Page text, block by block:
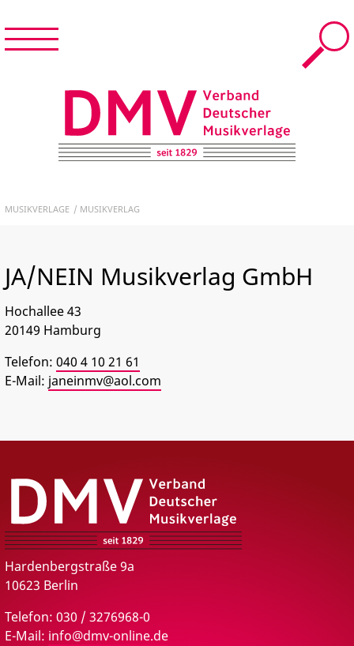
START
NEWS & TERMINE
MUSIKVERLAGE
FÜR MITGLIEDER
PRESSE
MUSIKVERLAGE MUSIKVERLAG
JA/NEIN Musikverlag GmbH
Hochallee 43
20149 Hamburg
Telefon: 040 4 10 21 61
E-Mail: janeinmv@aol.com
DMV – Verband Deutscher Musikverlage e.V.
Hardenbergstraße 9a
10623 Berlin
Telefon: 030 / 3276968-0
E-Mail: info@dmv-online.de